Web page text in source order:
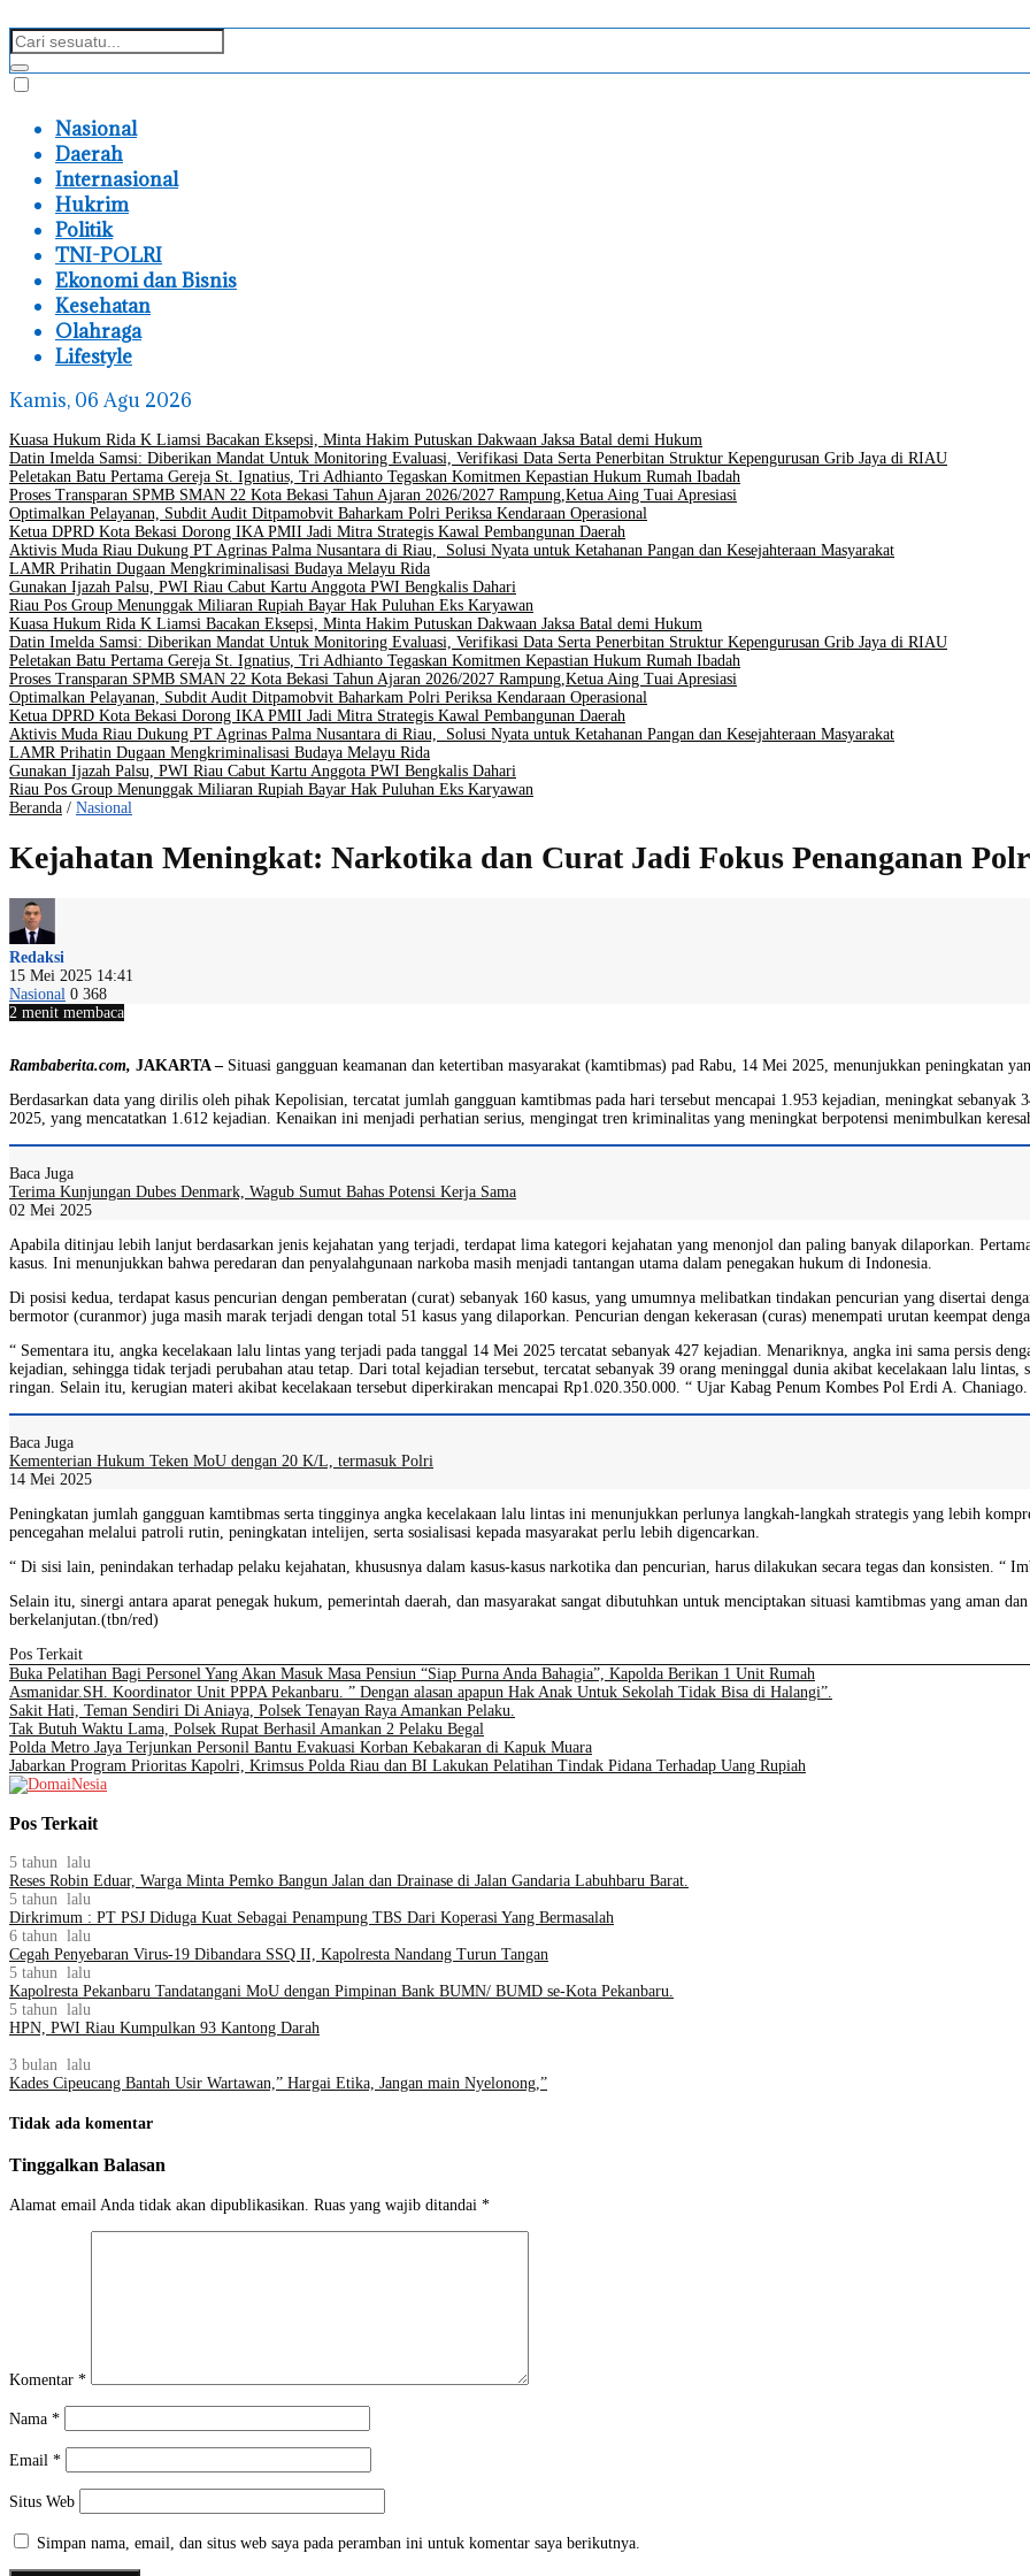
Nasional
Daerah
Internasional
Hukrim
Politik
TNI-POLRI
Ekonomi dan Bisnis
Kesehatan
Olahraga
Lifestyle
Kamis, 06 Agu 2026
Kuasa Hukum Rida K Liamsi Bacakan Eksepsi, Minta Hakim Putuskan Dakwaan Jaksa Batal demi Hukum
Datin Imelda Samsi: Diberikan Mandat Untuk Monitoring Evaluasi, Verifikasi Data Serta Penerbitan Struktur Kepengurusan Grib Jaya di RIAU
Peletakan Batu Pertama Gereja St. Ignatius, Tri Adhianto Tegaskan Komitmen Kepastian Hukum Rumah Ibadah
Proses Transparan SPMB SMAN 22 Kota Bekasi Tahun Ajaran 2026/2027 Rampung,Ketua Aing Tuai Apresiasi
Optimalkan Pelayanan, Subdit Audit Ditpamobvit Baharkam Polri Periksa Kendaraan Operasional
Ketua DPRD Kota Bekasi Dorong IKA PMII Jadi Mitra Strategis Kawal Pembangunan Daerah
Aktivis Muda Riau Dukung PT Agrinas Palma Nusantara di Riau, Solusi Nyata untuk Ketahanan Pangan dan Kesejahteraan Masyarakat
LAMR Prihatin Dugaan Mengkriminalisasi Budaya Melayu Rida
Gunakan Ijazah Palsu, PWI Riau Cabut Kartu Anggota PWI Bengkalis Dahari
Riau Pos Group Menunggak Miliaran Rupiah Bayar Hak Puluhan Eks Karyawan
Kuasa Hukum Rida K Liamsi Bacakan Eksepsi, Minta Hakim Putuskan Dakwaan Jaksa Batal demi Hukum
Datin Imelda Samsi: Diberikan Mandat Untuk Monitoring Evaluasi, Verifikasi Data Serta Penerbitan Struktur Kepengurusan Grib Jaya di RIAU
Peletakan Batu Pertama Gereja St. Ignatius, Tri Adhianto Tegaskan Komitmen Kepastian Hukum Rumah Ibadah
Proses Transparan SPMB SMAN 22 Kota Bekasi Tahun Ajaran 2026/2027 Rampung,Ketua Aing Tuai Apresiasi
Optimalkan Pelayanan, Subdit Audit Ditpamobvit Baharkam Polri Periksa Kendaraan Operasional
Ketua DPRD Kota Bekasi Dorong IKA PMII Jadi Mitra Strategis Kawal Pembangunan Daerah
Aktivis Muda Riau Dukung PT Agrinas Palma Nusantara di Riau, Solusi Nyata untuk Ketahanan Pangan dan Kesejahteraan Masyarakat
LAMR Prihatin Dugaan Mengkriminalisasi Budaya Melayu Rida
Gunakan Ijazah Palsu, PWI Riau Cabut Kartu Anggota PWI Bengkalis Dahari
Riau Pos Group Menunggak Miliaran Rupiah Bayar Hak Puluhan Eks Karyawan
Beranda / Nasional
Kejahatan Meningkat: Narkotika dan Curat Jadi Fokus Penanganan
Redaksi
15 Mei 2025 14:41
Nasional 0 368
2 menit membaca
Rambaberita.com, JAKARTA – Situasi gangguan keamanan dan ketertiban masyarakat (kamtibmas) pad Rabu, 14 Mei 2025, menunjukkan peningkatan
Berdasarkan data yang dirilis oleh pihak Kepolisian, tercatat jumlah gangguan kamtibmas pada hari tersebut mencapai 1.953 kejadian, meningkat sebanyak
2025, yang mencatatkan 1.612 kejadian. Kenaikan ini menjadi perhatian serius, mengingat tren kriminalitas yang meningkat berpotensi menimbulkan
Baca Juga
Terima Kunjungan Dubes Denmark, Wagub Sumut Bahas Potensi Kerja Sama
02 Mei 2025
Apabila ditinjau lebih lanjut berdasarkan jenis kejahatan yang terjadi, terdapat lima kategori kejahatan yang menonjol dan paling banyak dilaporkan.
kasus. Ini menunjukkan bahwa peredaran dan penyalahgunaan narkoba masih menjadi tantangan utama dalam penegakan hukum di Indonesia.
Di posisi kedua, terdapat kasus pencurian dengan pemberatan (curat) sebanyak 160 kasus, yang umumnya melibatkan tindakan pencurian yang disertai
bermotor (curanmor) juga masih marak terjadi dengan total 51 kasus yang dilaporkan. Pencurian dengan kekerasan (curas) menempati urutan keempat
“ Sementara itu, angka kecelakaan lalu lintas yang terjadi pada tanggal 14 Mei 2025 tercatat sebanyak 427 kejadian. Menariknya, angka ini sama persis
kejadian, sehingga tidak terjadi perubahan atau tetap. Dari total kejadian tersebut, tercatat sebanyak 39 orang meninggal dunia akibat kecelakaan lalu
ringan. Selain itu, kerugian materi akibat kecelakaan tersebut diperkirakan mencapai Rp1.020.350.000. “ Ujar Kabag Penum Kombes Pol Erdi A. Chaniago.
Baca Juga
Kementerian Hukum Teken MoU dengan 20 K/L, termasuk Polri
14 Mei 2025
Peningkatan jumlah gangguan kamtibmas serta tingginya angka kecelakaan lalu lintas ini menunjukkan perlunya langkah-langkah strategis yang lebih
pencegahan melalui patroli rutin, peningkatan intelijen, serta sosialisasi kepada masyarakat perlu lebih digencarkan.
“ Di sisi lain, penindakan terhadap pelaku kejahatan, khususnya dalam kasus-kasus narkotika dan pencurian, harus dilakukan secara tegas dan konsisten. “
Selain itu, sinergi antara aparat penegak hukum, pemerintah daerah, dan masyarakat sangat dibutuhkan untuk menciptakan situasi kamtibmas yang aman
berkelanjutan.(tbn/red)
Pos Terkait
Buka Pelatihan Bagi Personel Yang Akan Masuk Masa Pensiun “Siap Purna Anda Bahagia”, Kapolda Berikan 1 Unit Rumah
Asmanidar.SH. Koordinator Unit PPPA Pekanbaru. ” Dengan alasan apapun Hak Anak Untuk Sekolah Tidak Bisa di Halangi”.
Sakit Hati, Teman Sendiri Di Aniaya, Polsek Tenayan Raya Amankan Pelaku.
Tak Butuh Waktu Lama, Polsek Rupat Berhasil Amankan 2 Pelaku Begal
Polda Metro Jaya Terjunkan Personil Bantu Evakuasi Korban Kebakaran di Kapuk Muara
Jabarkan Program Prioritas Kapolri, Krimsus Polda Riau dan BI Lakukan Pelatihan Tindak Pidana Terhadap Uang Rupiah
Pos Terkait
5 tahun lalu
Reses Robin Eduar, Warga Minta Pemko Bangun Jalan dan Drainase di Jalan Gandaria Labuhbaru Barat.
5 tahun lalu
Dirkrimum : PT PSJ Diduga Kuat Sebagai Penampung TBS Dari Koperasi Yang Bermasalah
6 tahun lalu
Cegah Penyebaran Virus-19 Dibandara SSQ II, Kapolresta Nandang Turun Tangan
5 tahun lalu
Kapolresta Pekanbaru Tandatangani MoU dengan Pimpinan Bank BUMN/ BUMD se-Kota Pekanbaru.
5 tahun lalu
HPN, PWI Riau Kumpulkan 93 Kantong Darah
3 bulan lalu
Kades Cipeucang Bantah Usir Wartawan,” Hargai Etika, Jangan main Nyelonong,”
Tidak ada komentar
Tinggalkan Balasan
Alamat email Anda tidak akan dipublikasikan. Ruas yang wajib ditandai *
Komentar *
Nama *
Email *
Situs Web
Simpan nama, email, dan situs web saya pada peramban ini untuk komentar saya berikutnya.